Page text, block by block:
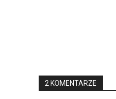
2 KOMENTARZE